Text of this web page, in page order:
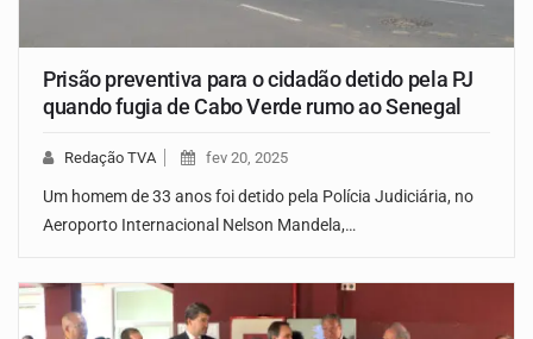
Prisão preventiva para o cidadão detido pela PJ
quando fugia de Cabo Verde rumo ao Senegal
Redação TVA fev 20, 2025
Um homem de 33 anos foi detido pela Polícia Judiciária, no
Aeroporto Internacional Nelson Mandela,…